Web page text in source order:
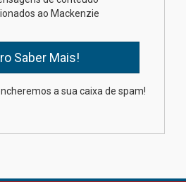
estudantes para o PAS antes
do Ensino Médio
educação dos filhos além da
ao Mackenzie
a sua caixa de spam!